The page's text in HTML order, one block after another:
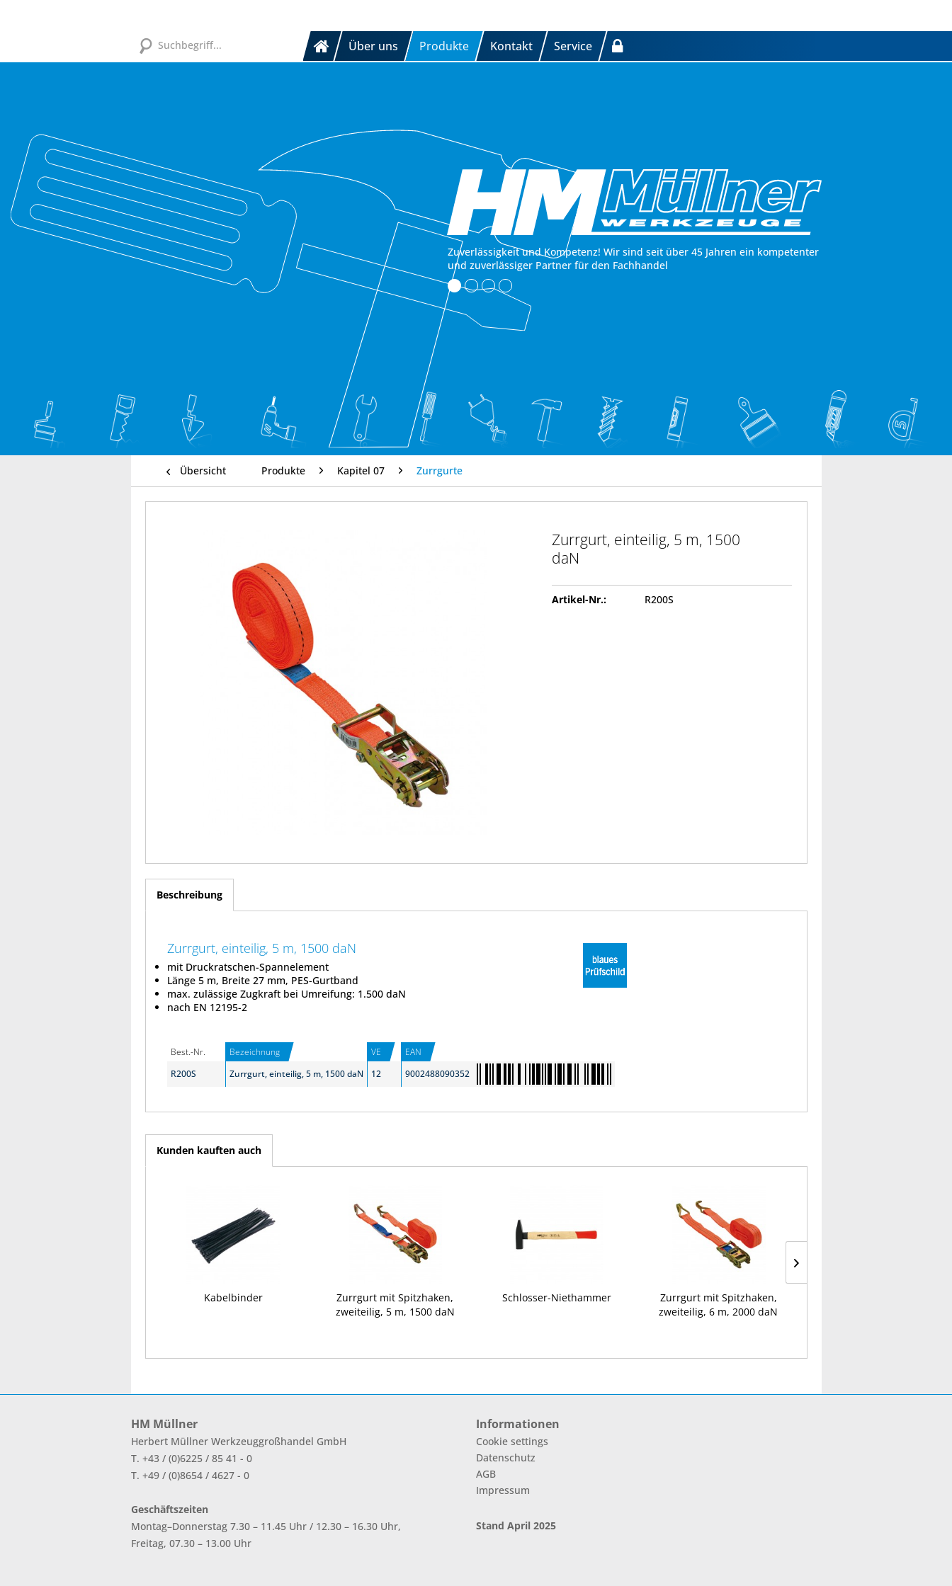
Über uns Produkte Kontakt Service
Zuverlässigkeit und Kompetenz! Wir sind seit über 45 Jahren ein kompetenter
und zuverlässiger Partner für den Fachhandel
Übersicht Produkte Kapitel 07 Zurrgurte
Zurrgurt, einteilig, 5 m, 1500
daN
Artikel-Nr.: R200S
Beschreibung
Zurrgurt, einteilig, 5 m, 1500 daN
mit Druckratschen-Spannelement
Länge 5 m, Breite 27 mm, PES-Gurtband
max. zulässige Zugkraft bei Umreifung: 1.500 daN
nach EN 12195-2
Best.-Nr. Bezeichnung VE
EAN
R200S
Zurrgurt, einteilig, 5 m, 1500 daN 12 9002488090352
Kunden kauften auch
Kabelbinder
Zurrgurt mit Spitzhaken,
zweiteilig, 5 m, 1500 daN
Schlosser-Niethammer
Zurrgurt mit Spitzhaken,
zweiteilig, 6 m, 2000 daN
HM Müllner
Herbert Müllner Werkzeuggroßhandel GmbH
T. +43 / (0)6225 / 85 41 - 0
T. +49 / (0)8654 / 4627 - 0
Geschäftszeiten
Montag–Donnerstag 7.30 – 11.45 Uhr / 12.30 – 16.30 Uhr,
Freitag, 07.30 – 13.00 Uhr
Informationen
Cookie settings
Datenschutz
AGB
Impressum
Stand April 2025